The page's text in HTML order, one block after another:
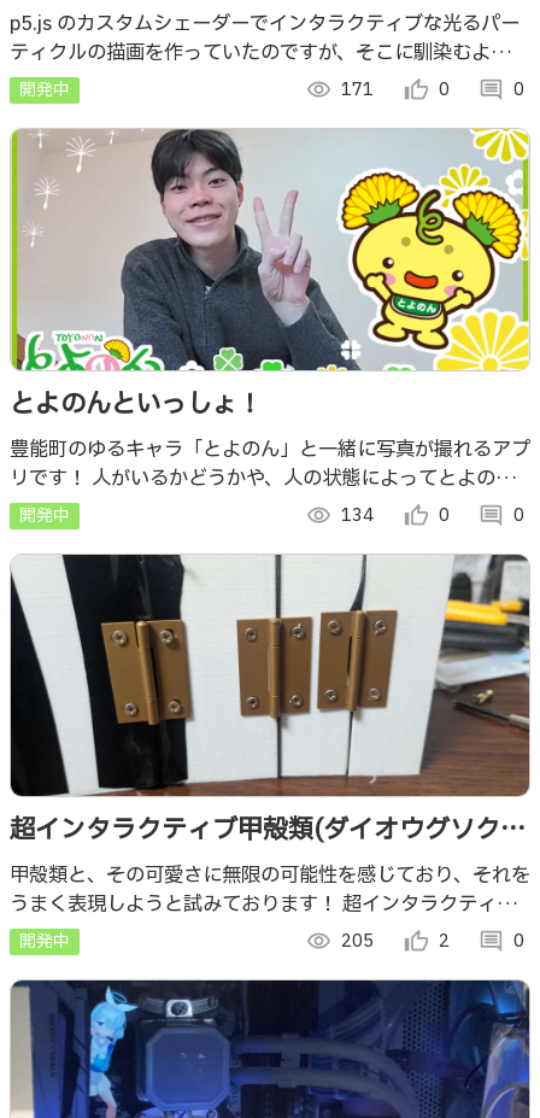
ブな光るパーティクル・拡がる円のエフェク
ト描画
p5.js のカスタムシェーダーでインタラクティブな光るパー
ティクルの描画を作っていたのですが、そこに馴染むように
拡がる円のエフェクトをシェーダーでの描画に加えてみまし
た
開発中 visibility 171 thumb_up_alt 0 comment 0
とよのんといっしょ！
豊能町のゆるキャラ「とよのん」と一緒に写真が撮れるアプ
リです！ 人がいるかどうかや、人の状態によってとよのん
が変化します。 あなたが一緒にポーズを取れば、とよのん
も喜ぶかも？？？？？
開発中 visibility 134 thumb_up_alt 0 comment 0
超インタラクティブ甲殻類(ダイオウグソクム
シあるいはダンゴムシモドキ)！！！！
甲殻類と、その可愛さに無限の可能性を感じており、それを
うまく表現しようと試みております！ 超インタラクティ
ブ！超ダイオウ！(デカいの意訳)
開発中 visibility 205 thumb_up_alt 2 comment 0